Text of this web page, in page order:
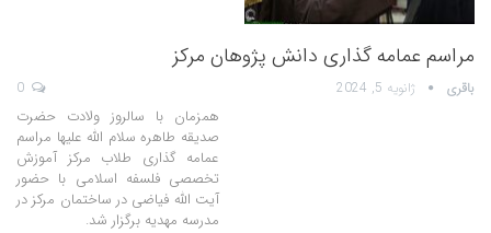
مراسم عمامه گذاری دانش پژوهان مرکز
باقری ژانویه 5, 2024
همزمان با سالروز ولادت حضرت
صدیقه طاهره سلام الله علیها مراسم
عمامه گذاری طلاب مرکز آموزش
تخصصی فلسفه اسلامی با حضور
آیت الله فیاضی در ساختمان مرکز در
مدرسه مهدیه برگزار شد.